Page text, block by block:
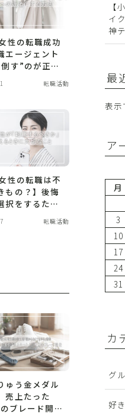
性の転職成功
エージェント
す”のが正
大限に活かす
転職活動
性の転職は不
もの？】後悔
択をするため
視点と実体験
ト
転職活動
ゅう金メダル
売上たった
ブレード開
【
イク
神
最
表示
ア
月
3
10
17
24
31
カ
グ
好